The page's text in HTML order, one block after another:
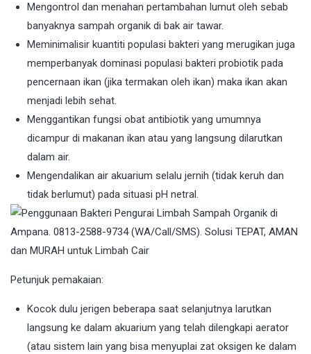
Mengontrol dan menahan pertambahan lumut oleh sebab
banyaknya sampah organik di bak air tawar.
Meminimalisir kuantiti populasi bakteri yang merugikan juga
memperbanyak dominasi populasi bakteri probiotik pada
pencernaan ikan (jika termakan oleh ikan) maka ikan akan
menjadi lebih sehat.
Menggantikan fungsi obat antibiotik yang umumnya
dicampur di makanan ikan atau yang langsung dilarutkan
dalam air.
Mengendalikan air akuarium selalu jernih (tidak keruh dan
tidak berlumut) pada situasi pH netral.
Petunjuk pemakaian:
Kocok dulu jerigen beberapa saat selanjutnya larutkan
langsung ke dalam akuarium yang telah dilengkapi aerator
(atau sistem lain yang bisa menyuplai zat oksigen ke dalam